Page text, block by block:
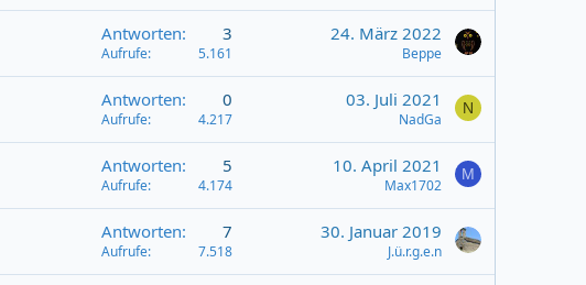
Antworten 3
Aufrufe 5.161
24. März 2022
Beppe
Antworten 0
Aufrufe 4.217
03. Juli 2021
NadGa
N
Antworten 5
Aufrufe 4.174
10. April 2021
Max1702
M
Antworten 7
Aufrufe 7.518
30. Januar 2019
J.ü.r.g.e.n